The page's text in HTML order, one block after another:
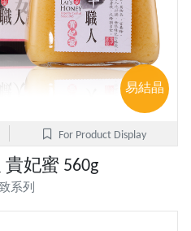
易結晶
For Product Display
妃蜜 560g
系列